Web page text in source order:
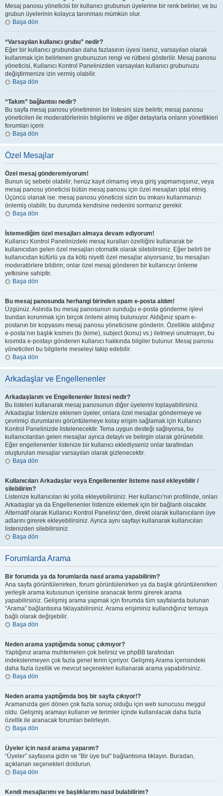
Mesaj panosu yöneticisi bir kullanıcı grubunun üyelerine bir renk belirler, ve bu
grubun üyelerinin kolayca tanınması mümkün olur.
Başa dön
“Varsayılan kullanıcı grubu” nedir?
Eğer bir kullanıcı grubundan daha fazlasının üyesi iseniz, varsayılan olarak
kullanmak için belirlenen grubunuzun rengi ve rütbesi gösterilir. Mesaj panosu
yöneticisi, Kullanıcı Kontrol Panelinizden varsayılan kullanıcı grubunuzu
değiştirmenize izin vermiş olabilir.
Başa dön
“Takım” bağlantısı nedir?
Bu sayfa mesaj panosu yönetiminin bir listesini size belirtir, mesaj panosu
yöneticileri ile moderatörlerinin bilgilerini ve diğer detaylarla onların yönettikleri
forumları içerir.
Başa dön
Özel Mesajlar
Özel mesaj gönderemiyorum!
Bunun üç sebebi olabilir; henüz kayıt olmamış veya giriş yapmamışsınız, veya
mesaj panosu yöneticisi bütün mesaj panosu için özel mesajları iptal etmiş.
Üçüncü olanak ise: mesaj panosu yöneticisi sizin bu imkanı kullanmanızı
önlemiş olabilir, bu durumda kendisine nedenini sormanız gerekir.
Başa dön
İstemediğim özel mesajları almaya devam ediyorum!
Kullanıcı Kontrol Panelinizdeki mesaj kuralları özelliğini kullanarak bir
kullanıcıdan gelen özel mesajları otomatik olarak silebilirsiniz. Eğer belirli bir
kullanıcıdan küfürlü ya da kötü niyetli özel mesajlar alıyorsanız, bu mesajları
moderatörlere bildirin; onlar özel mesaj gönderen bir kullanıcıyı önleme
yetkisine sahiptir.
Başa dön
Bu mesaj panosunda herhangi birinden spam e-posta aldım!
Üzgünüz. Aslında bu mesaj panosunun sunduğu e-posta gönderme işlevi
bundan korunmak için birçok önlemi almış bulunuyor. Aldığınız spam e-
postanın bir kopyasını mesaj panosu yöneticisine gönderin. Özellikle aldığınız
e-posta’nın başlık kısmını (to (kime), subject (konu) vs.) iletmeyi unutmayın, bu
kısımda e-postayı gönderen kullanıcı hakkında bilgiler bulunur. Mesaj panosu
yöneticileri bu bilgilerle meseleyi takip edebilir.
Başa dön
Arkadaşlar ve Engellenenler
Arkadaşlarım ve Engellenenler listesi nedir?
Bu listeleri kullanarak mesaj panosunun diğer üyelerini toplayabilirsiniz.
Arkadaşlar listenize eklenen üyeler, onlara özel mesajlar göndermeye ve
çevrimiçi durumlarını görüntülemeye kolay erişim sağlamak için Kullanıcı
Kontrol Panelinizde listelenecektir. Tema uygun desteği sağlıyorsa, bu
kullanıcılardan gelen mesajlar ayrıca detaylı ve belirgin olarak görünebilir.
Eğer engellenenler listenize bir kullanıcı eklediyseniz onlar tarafından
oluşturulan mesajlar varsayılan olarak gizlenecektir.
Başa dön
Kullanıcıları Arkadaşlar veya Engellenenler listeme nasıl ekleyebilir /
silebilirim?
Listenize kullanıcıları iki yolla ekleyebilirsiniz. Her kullanıcı’nın profilinde, onları
Arkadaşlar ya da Engellenenler listenize eklemek için bir bağlantı olacaktır.
Alternatif olarak Kullanıcı Kontrol Paneliniz’den, direkt olarak kullanıcıların üye
adlarını girerek ekleyebilirsiniz. Ayrıca aynı sayfayı kullanarak kullanıcıları
listenizden silebilirsiniz.
Başa dön
Forumlarda Arama
Bir forumda ya da forumlarda nasıl arama yapabilirim?
Ana sayfa görüntülenirken, forum görüntülenirken ya da başlık görüntülenirken
yerleşik arama kutusunun içerisine aranacak terimi girerek arama
yapabilirsiniz. Gelişmiş arama yapmak için forumda tüm sayfalarda bulunan
“Arama” bağlantısına tıklayabilirsiniz. Arama erişiminiz kullandığınız temaya
bağlı olarak değişebilir.
Başa dön
Neden arama yaptığımda sonuç çıkmıyor?
Yaptığınız arama muhtemelen çok belirsiz ve phpBB tarafından
indekslenmeyen çok fazla genel terim içeriyor. Gelişmiş Arama içerisindeki
daha fazla özellik ve mevcut seçenekleri kullanarak arama yapabilirsiniz.
Başa dön
Neden arama yaptığımda boş bir sayfa çıkıyor!?
Aramanızda geri dönen çok fazla sonuç olduğu için web sunucusu meşgul
oldu. Gelişmiş aramayı kullanın ve terimler içinde kullanılacak daha fazla
özellik ile aranacak forumları belirleyin.
Başa dön
Üyeler için nasıl arama yaparım?
“Üyeler” sayfasına gidin ve “Bir üye bul” bağlantısına tıklayın. Buradan,
açıklanan seçenekleri doldurun.
Başa dön
Kendi mesajlarımı ve başlıklarımı nasıl bulabilirim?